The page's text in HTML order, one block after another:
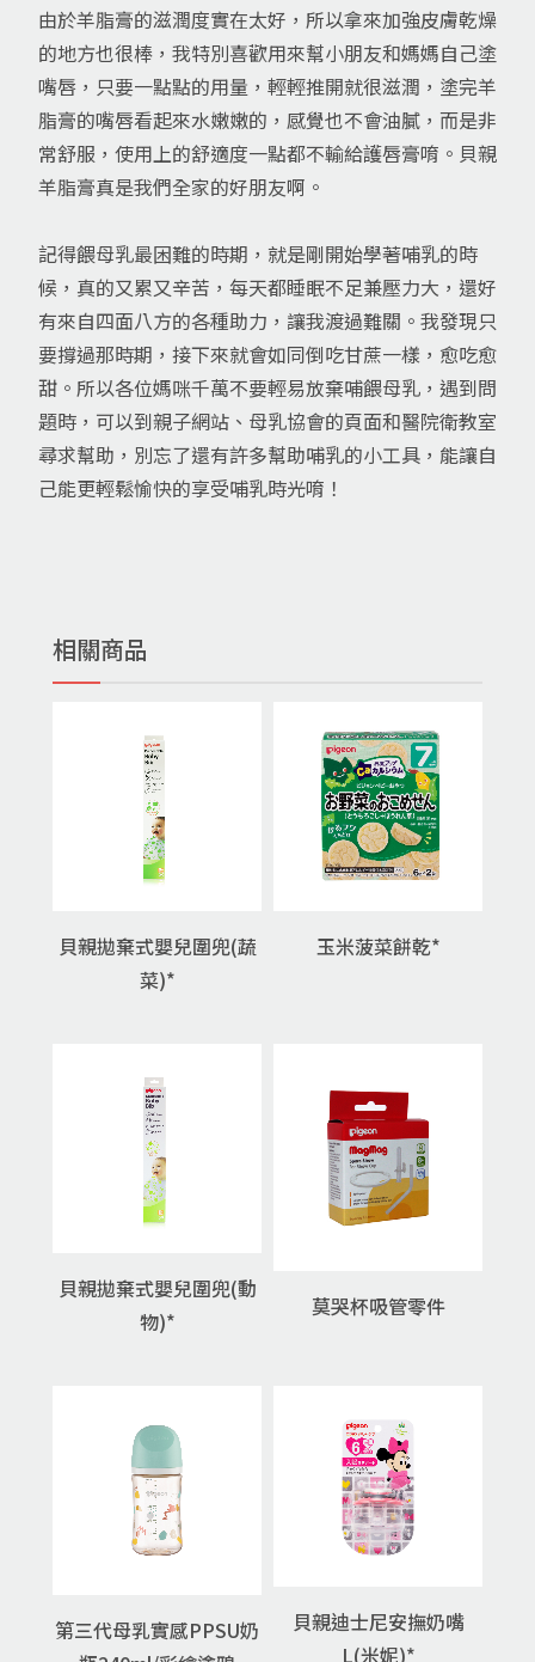
由於羊脂膏的滋潤度實在太好，所以拿來加強皮膚乾燥
的地方也很棒，我特別喜歡用來幫小朋友和媽媽自己塗
嘴唇，只要一點點的用量，輕輕推開就很滋潤，塗完羊
脂膏的嘴唇看起來水嫩嫩的，感覺也不會油膩，而是非
常舒服，使用上的舒適度一點都不輸給護唇膏唷。貝親
羊脂膏真是我們全家的好朋友啊。
記得餵母乳最困難的時期，就是剛開始學著哺乳的時
候，真的又累又辛苦，每天都睡眠不足兼壓力大，還好
有來自四面八方的各種助力，讓我渡過難關。我發現只
要撐過那時期，接下來就會如同倒吃甘蔗一樣，愈吃愈
甜。所以各位媽咪千萬不要輕易放棄哺餵母乳，遇到問
題時，可以到親子網站、母乳協會的頁面和醫院衛教室
尋求幫助，別忘了還有許多幫助哺乳的小工具，能讓自
己能更輕鬆愉快的享受哺乳時光唷！
相關商品
貝親拋棄式嬰兒圍兜(蔬
菜)*
玉米菠菜餅乾*
貝親拋棄式嬰兒圍兜(動
物)*
莫哭杯吸管零件
第三代母乳實感PPSU奶
貝親迪士尼安撫奶嘴
L(米妮)*